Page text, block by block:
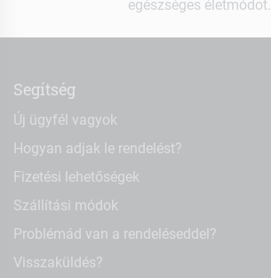
egészséges életmódot.
Segítség
Új ügyfél vagyok
Hogyan adjak le rendelést?
Fizetési lehetőségek
Szállítási módok
Problémád van a rendeléseddel?
Visszaküldés?